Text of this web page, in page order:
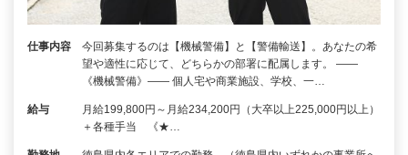
仕事内容
今回募集するのは【機械警備】と【警備輸送】。あなたの希
望や適性に応じて、どちらかの部署に配属します。 ――
《機械警備》―― 個人宅や商業施設、学校、一…
給与
月給199,800円～月給234,200円（大卒以上225,000円以上）
＋各種手当 《★…